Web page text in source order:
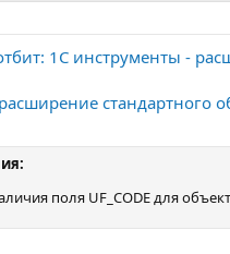
1С инструменты -
стандартного
поля UF_CODE для